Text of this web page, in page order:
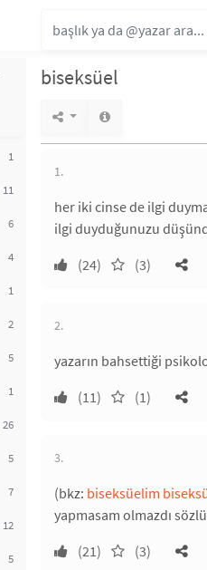
1
11
6
4
1
2
5
1
26
5
7
12
5
biseksüel
1.
her iki cinse de ilgi
ilgi duyduğunuzu
(24)
(3)
2.
yazarın bahsettiği
(11)
(1)
3.
(bkz: biseksüelim
yapmasam olmazdı
(21)
(3)